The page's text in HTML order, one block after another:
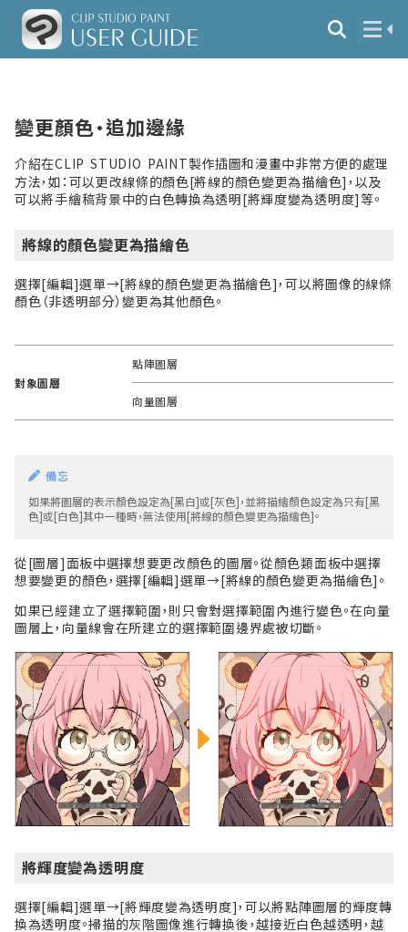
變更顏色·追加邊緣
介紹在CLIP STUDIO PAINT製作插圖和漫畫中非常方便的處理
方法，如：可以更改線條的顏色[將線的顏色變更為描繪色]，以及
可以將手繪稿背景中的白色轉換為透明[將輝度變為透明度]等。
將線的顏色變更為描繪色
選擇[編輯]選單→[將線的顏色變更為描繪色]，可以將圖像的線條
顏色（非透明部分）變更為其他顏色。
對象圖層
點陣圖層
向量圖層
備忘
如果將圖層的表示顏色設定為[黑白]或[灰色]，並將描繪顏色設定為只有[黑
色]或[白色]其中一種時，無法使用[將線的顏色變更為描繪色]。
從[圖層]面板中選擇想要更改顏色的圖層。從顏色類面板中選擇
想要變更的顏色，選擇[編輯]選單→[將線的顏色變更為描繪色]。
如果已經建立了選擇範圍，則只會對選擇範圍內進行變色。在向量
圖層上，向量線會在所建立的選擇範圍邊界處被切斷。
將輝度變為透明度
選擇[編輯]選單→[將輝度變為透明度]，可以將點陣圖層的輝度轉
換為透明度。掃描的灰階圖像進行轉換後，越接近白色越透明，越